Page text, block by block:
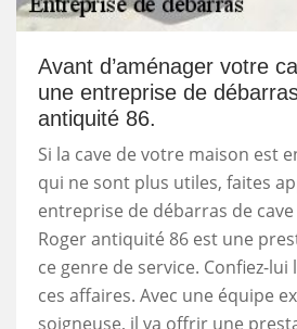
Avant d’aménager votre
une entreprise de
antiquité 86.
Si la cave de votre maison est
qui ne sont plus utiles, faites
entreprise de débarras de
Roger antiquité 86 est une
ce genre de service. Confiez-
ces affaires. Avec une équipe
soigneuse, il va offrir une